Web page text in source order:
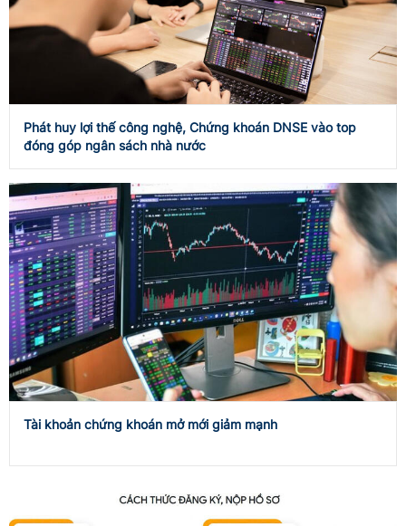
Phát huy lợi thế công nghệ, Chứng khoán DNSE vào top
đóng góp ngân sách nhà nước
Tài khoản chứng khoán mở mới giảm mạnh